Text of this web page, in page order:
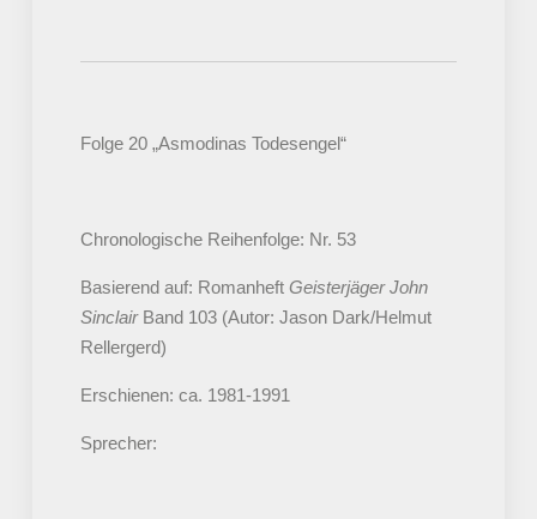
Folge 20 „Asmodinas Todesengel“
Chronologische Reihenfolge: Nr. 53
Basierend auf: Romanheft Geisterjäger John
SinclairBand 103 (Autor: Jason Dark/Helmut
Rellergerd)
Erschienen: ca. 1981-1991
Sprecher: